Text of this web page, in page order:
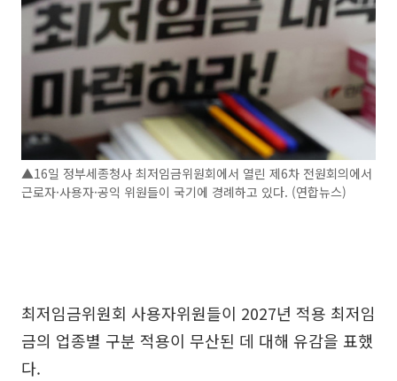
▲16일 정부세종청사 최저임금위원회에서 열린 제6차 전원회의에서
근로자·사용자·공익 위원들이 국기에 경례하고 있다. (연합뉴스)
최저임금위원회 사용자위원들이 2027년 적용 최저임
금의 업종별 구분 적용이 무산된 데 대해 유감을 표했
다.